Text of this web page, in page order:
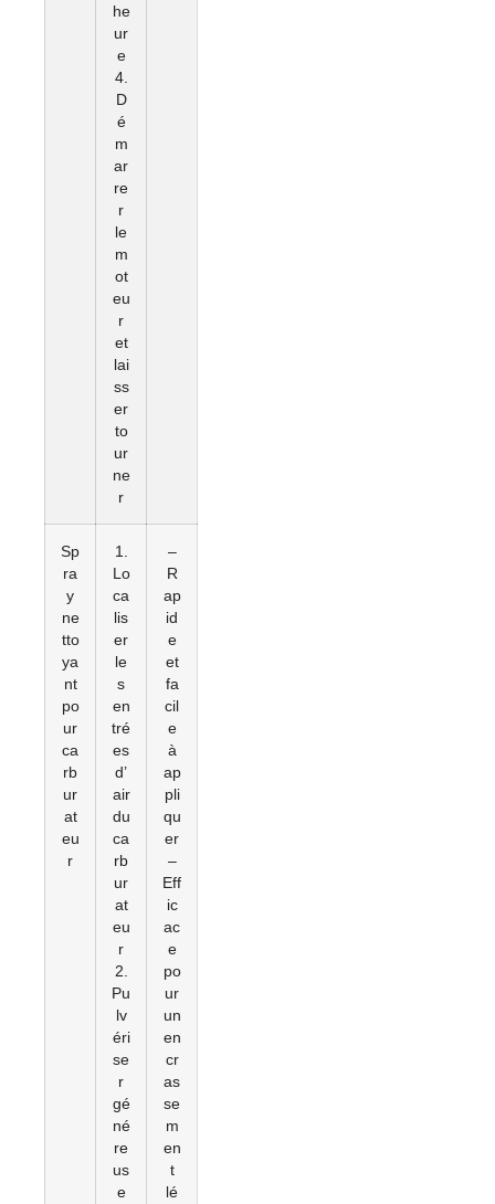
he
ur
e
4.
D
é
m
ar
re
r
le
m
ot
eu
r
et
lai
ss
er
to
ur
ne
r
Sp
ra
y
ne
tto
ya
nt
po
ur
ca
rb
ur
at
eu
r
1.
Lo
ca
lis
er
le
s
en
tré
es
d’
air
du
ca
rb
ur
at
eu
r
2.
Pu
lv
éri
se
r
gé
né
re
us
e
–
R
ap
id
e
et
fa
cil
e
à
ap
pli
qu
er
–
Eff
ic
ac
e
po
ur
un
en
cr
as
se
m
en
t
lé